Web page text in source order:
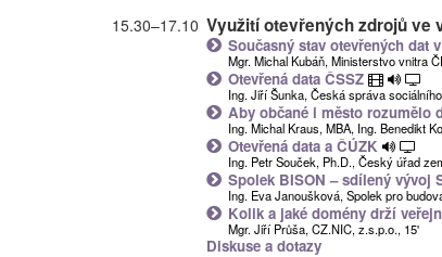
15.30–17.10 Využití otevřených zdrojů ve
Současný stav otevřených dat
Mgr. Michal Kubáň, Ministerstvo vnitra
Otevřená data ČSSZ
Ing. Jiří Šunka, Česká správa
Aby občané i město rozumělo
Ing. Michal Kraus, MBA, Ing. Benedikt
Otevřená data a ČÚZK
Ing. Petr Souček, Ph.D., Český úřad
Spolek BISON – sdílený vývoj
Ing. Eva Janoušková, Spolek pro
Kolik a jaké domény drží
Mgr. Jiří Průša, CZ.NIC, z.s.p.o., 15'
Diskuse a dotazy